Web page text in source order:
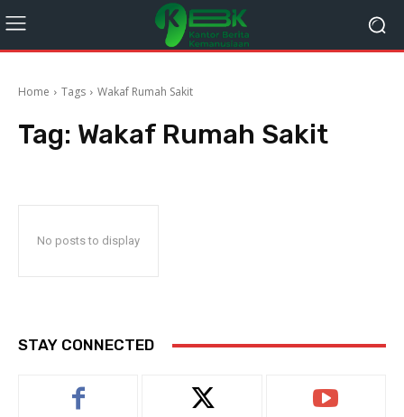
Home Tags Wakaf Rumah Sakit
Tag: Wakaf Rumah Sakit
No posts to display
STAY CONNECTED